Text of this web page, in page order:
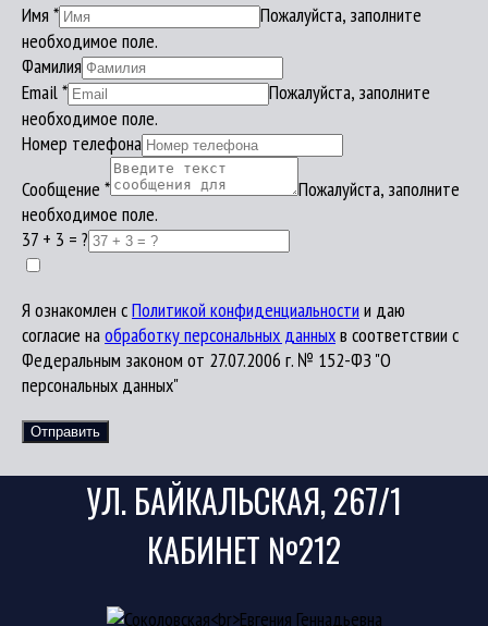
Имя *
Пожалуйста, заполните
необходимое поле.
Фамилия
Email*
Пожалуйста, заполните
необходимое поле.
Номер телефона
Сообщение *
Пожалуйста, заполните
необходимое поле.
37 + 3 = ?
Я ознакомлен сПолитикой конфиденциальности и даю
согласие наобработку персональных данныхв соответствии с
Федеральным законом от 27.07.2006 г. № 152-ФЗ "О
персональных данных"
Отправить
УЛ. БАЙКАЛЬСКАЯ, 267/1
КАБИНЕТ №212